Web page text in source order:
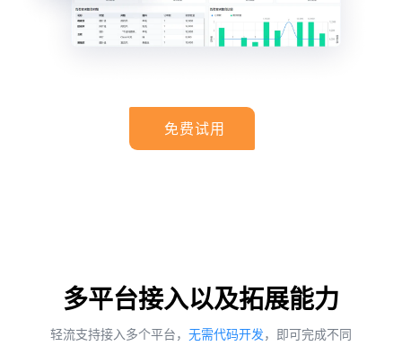
免费试用
多平台接入以及拓展能力
轻流支持接入多个平台， 无需代码开发，即可完成不同